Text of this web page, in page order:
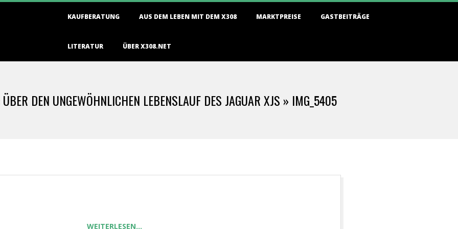
KAUFBERATUNG AUS DEM LEBEN MIT DEM X308 MARKTPREISE GASTBEITRÄGE
LITERATUR ÜBER X308.NET
ÜBER DEN UNGEWÖHNLICHEN LEBENSLAUF DES JAGUAR XJS » IMG_5405
WEITERLESEN…